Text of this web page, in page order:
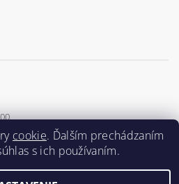
cookie. Ďalším prechádzaním
s ich používaním.